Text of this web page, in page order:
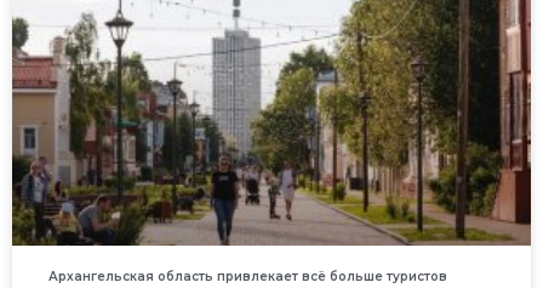
Архангельская область привлекает всё больше туристов